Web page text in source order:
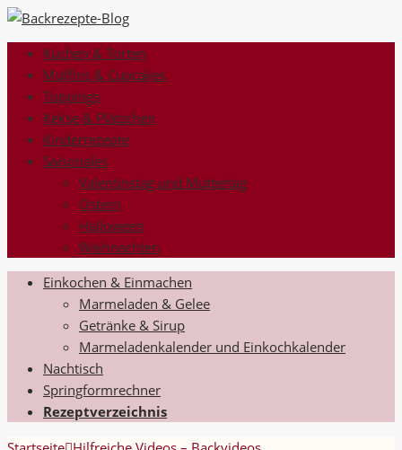
Kuchen & Torten
Muffins & Cupcakes
Toppings
Kekse & Plätzchen
Kinderrezepte
Saisonales
Valentinstag und Muttertag
Ostern
Halloween
Weihnachten
Einkochen & Einmachen
Marmeladen & Gelee
Getränke & Sirup
Marmeladenkalender und Einkochkalender
Nachtisch
Springformrechner
Rezeptverzeichnis